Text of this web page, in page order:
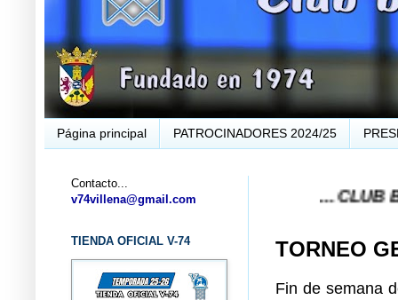
Página principal PATROCINADORES 2024/25
... CLUB
TORNEO
Fin de semana
Contacto...
v74villena@gmail.com
TIENDA OFICIAL V-74